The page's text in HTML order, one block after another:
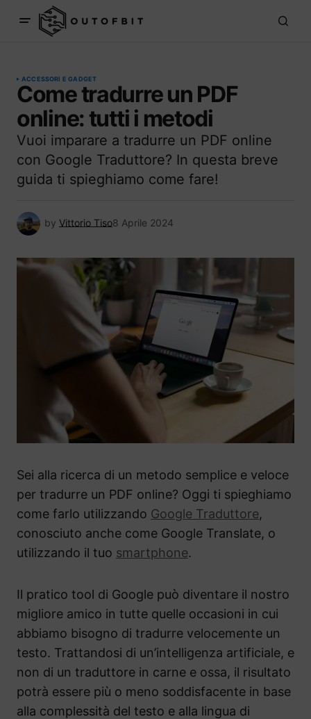
ACCESSORI E GADGET
Come tradurre un PDF
online: tutti i metodi
Vuoi imparare a tradurre un PDF online
con Google Traduttore? In questa breve
guida ti spieghiamo come fare!
by Vittorio Tiso8 Aprile 2024
Sei alla ricerca di un metodo semplice e veloce
per tradurre un PDF online? Oggi ti spieghiamo
come farlo utilizzando Google Traduttore,
conosciuto anche come Google Translate, o
utilizzando il tuo smartphone.
Il pratico tool di Google può diventare il nostro
migliore amico in tutte quelle occasioni in cui
abbiamo bisogno di tradurre velocemente un
testo. Trattandosi di un’intelligenza artificiale, e
non di un traduttore in carne e ossa, il risultato
potrà essere più o meno soddisfacente in base
alla complessità del testo e alla lingua di